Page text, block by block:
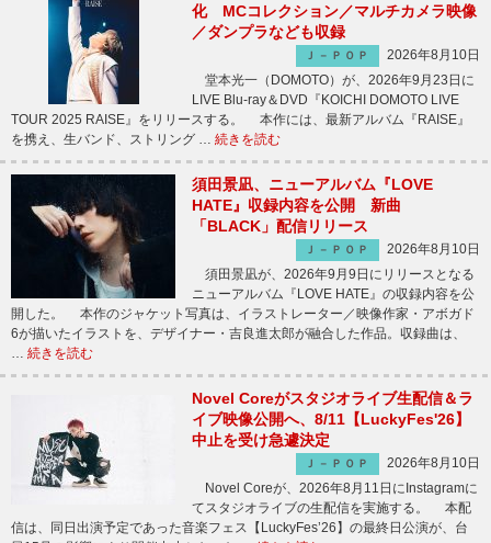
化 MCコレクション／マルチカメラ映像
／ダンプラなども収録
Ｊ－ＰＯＰ
2026年8月10日
堂本光一（DOMOTO）が、2026年9月23日に
LIVE Blu-ray＆DVD『KOICHI DOMOTO LIVE
TOUR 2025 RAISE』をリリースする。 本作には、最新アルバム『RAISE』
を携え、生バンド、ストリング … 続きを読む
須田景凪、ニューアルバム『LOVE
HATE』収録内容を公開 新曲
「BLACK」配信リリース
Ｊ－ＰＯＰ
2026年8月10日
須田景凪が、2026年9月9日にリリースとなる
ニューアルバム『LOVE HATE』の収録内容を公
開した。 本作のジャケット写真は、イラストレーター／映像作家・アボガド
6が描いたイラストを、デザイナー・吉良進太郎が融合した作品。収録曲は、
… 続きを読む
Novel Coreがスタジオライブ生配信＆ラ
イブ映像公開へ、8/11【LuckyFes'26】
中止を受け急遽決定
Ｊ－ＰＯＰ
2026年8月10日
Novel Coreが、2026年8月11日にInstagramに
てスタジオライブの生配信を実施する。 本配
信は、同日出演予定であった音楽フェス【LuckyFes’26】の最終日公演が、台